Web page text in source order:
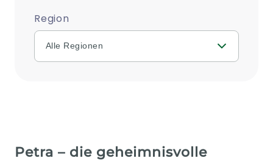
Region
Alle Regionen
Petra – die geheimnisvolle